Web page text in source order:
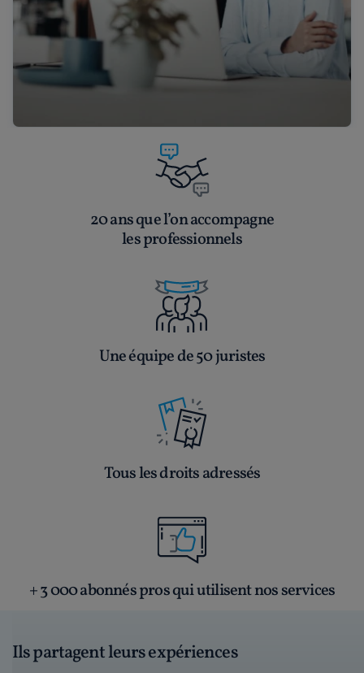
20 ans que l’on accompagne
les professionnels
Une équipe de 50 juristes
Tous les droits adressés
+ 3 000 abonnés pros qui utilisent nos services
Ils partagent leurs expériences